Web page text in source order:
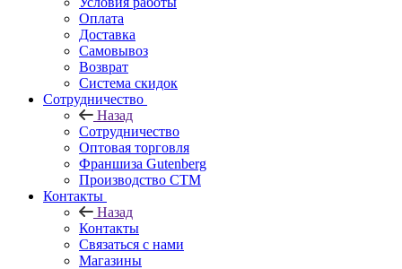
Оплата
Доставка
Самовывоз
Возврат
Система скидок
Сотрудничество
Назад
Сотрудничество
Оптовая торговля
Франшиза Gutenberg
Производство СТМ
Контакты
Назад
Контакты
Связаться с нами
Магазины